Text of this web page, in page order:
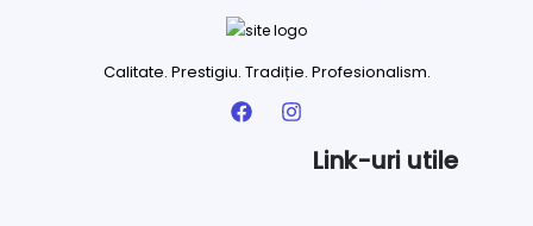
Calitate. Prestigiu. Tradiție. Profesionalism.
Link-uri utile